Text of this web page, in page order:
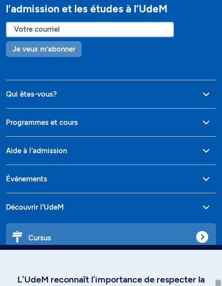
l’admission et les études à l’UdeM
Je veux m'abonner
Qui êtes-vous?
Programmes et cours
Aide à l'admission
Événements
Découvrir l'UdeM
Cursus
L’UdeM reconnaît l’importance de respecter la